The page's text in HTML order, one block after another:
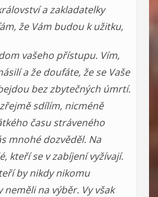
a zakladatelky
že Vám budou k užitku,
vašeho přístupu. Vím,
a že doufáte, že se Vaše
bez zbytečných úmrtí.
sdílím, nicméně
času stráveného
mnohé dozvěděl. Na
kteří se v zabíjení vyžívají.
by nikdy nikomu
na výběr. Vy však